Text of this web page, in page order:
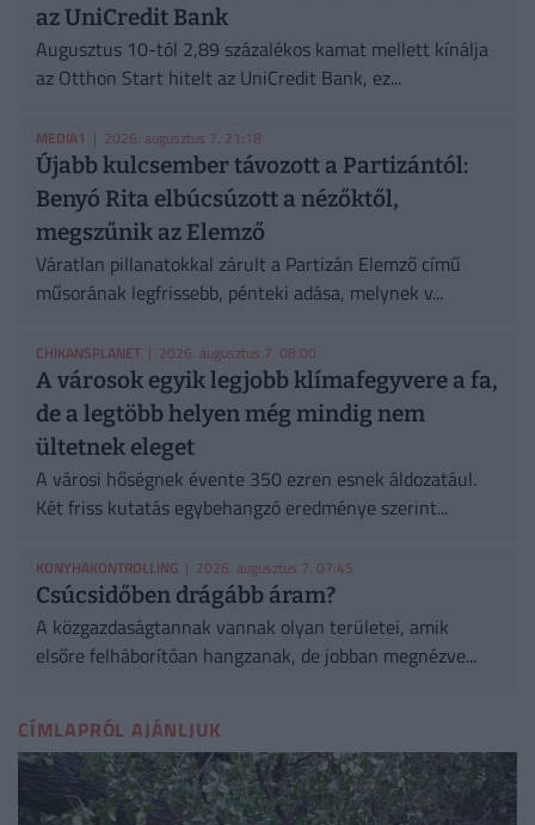
az UniCredit Bank
Augusztus 10-tól 2,89 százalékos kamat mellett kínálja
az Otthon Start hitelt az UniCredit Bank, ez...
MEDIA1 | 2026. augusztus 7. 21:18
Újabb kulcsember távozott a Partizántól:
Benyó Rita elbúcsúzott a nézőktől,
megszűnik az Elemző
Váratlan pillanatokkal zárult a Partizán Elemző című
műsorának legfrissebb, pénteki adása, melynek v...
CHIKANSPLANET | 2026. augusztus 7. 08:00
A városok egyik legjobb klímafegyvere a fa,
de a legtöbb helyen még mindig nem
ültetnek eleget
A városi hőségnek évente 350 ezren esnek áldozatául.
Két friss kutatás egybehangzó eredménye szerint...
KONYHAKONTROLLING | 2026. augusztus 7. 07:45
Csúcsidőben drágább áram?
A közgazdaságtannak vannak olyan területei, amik
elsőre felháborítóan hangzanak, de jobban megnézve...
CÍMLAPRÓL AJÁNLJUK